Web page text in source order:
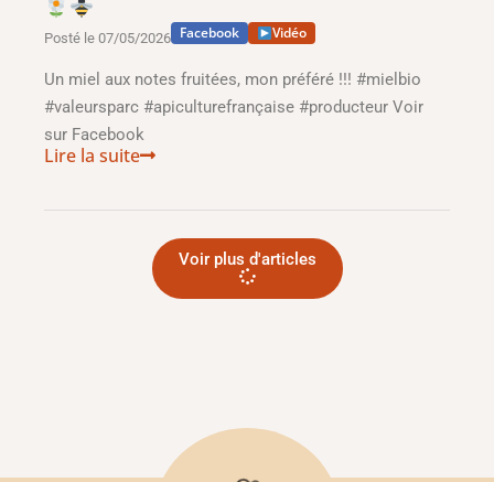
Posté le 07/05/2026 Facebook Vidéo
Un miel aux notes fruitées, mon préféré !!! #mielbio
#valeursparc #apiculturefrançaise #producteur Voir
sur Facebook
Lire la suite
Voir plus d'articles